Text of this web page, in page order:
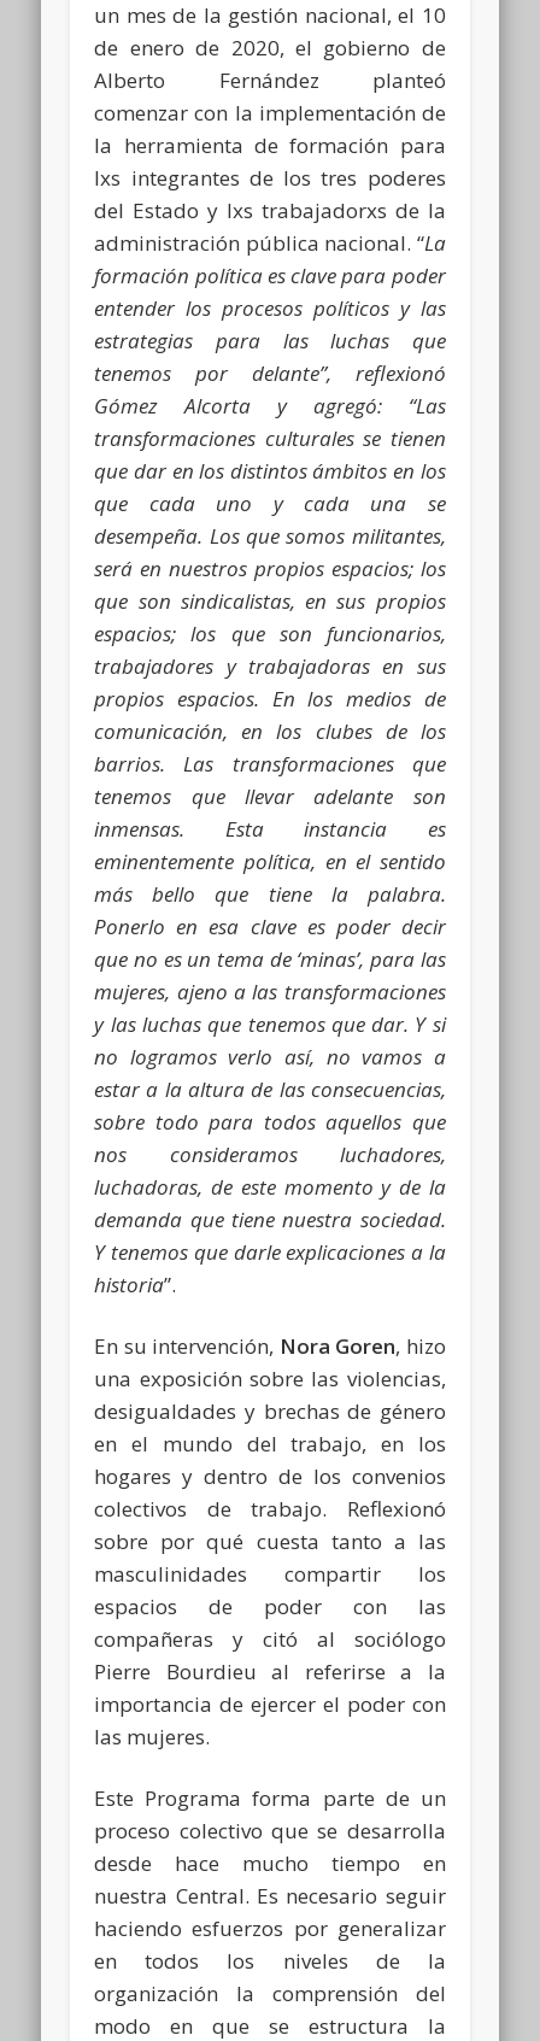
un mes de la gestión nacional, el 10
de enero de 2020, el gobierno de
Alberto Fernández planteó
comenzar con la implementación de
la herramienta de formación para
lxs integrantes de los tres poderes
del Estado y lxs trabajadorxs de la
administración pública nacional. “La
formación política es clave para poder
entender los procesos políticos y las
estrategias para las luchas que
tenemos por delante”, reflexionó
Gómez Alcorta y agregó: “Las
transformaciones culturales se tienen
que dar en los distintos ámbitos en los
que cada uno y cada una se
desempeña. Los que somos militantes,
será en nuestros propios espacios; los
que son sindicalistas, en sus propios
espacios; los que son funcionarios,
trabajadores y trabajadoras en sus
propios espacios. En los medios de
comunicación, en los clubes de los
barrios. Las transformaciones que
tenemos que llevar adelante son
inmensas. Esta instancia es
eminentemente política, en el sentido
más bello que tiene la palabra.
Ponerlo en esa clave es poder decir
que no es un tema de ‘minas’, para las
mujeres, ajeno a las transformaciones
y las luchas que tenemos que dar. Y si
no logramos verlo así, no vamos a
estar a la altura de las consecuencias,
sobre todo para todos aquellos que
nos consideramos luchadores,
luchadoras, de este momento y de la
demanda que tiene nuestra sociedad.
Y tenemos que darle explicaciones a la
historia”.
En su intervención, Nora Goren, hizo
una exposición sobre las violencias,
desigualdades y brechas de género
en el mundo del trabajo, en los
hogares y dentro de los convenios
colectivos de trabajo. Reflexionó
sobre por qué cuesta tanto a las
masculinidades compartir los
espacios de poder con las
compañeras y citó al sociólogo
Pierre Bourdieu al referirse a la
importancia de ejercer el poder con
las mujeres.
Este Programa forma parte de un
proceso colectivo que se desarrolla
desde hace mucho tiempo en
nuestra Central. Es necesario seguir
haciendo esfuerzos por generalizar
en todos los niveles de la
organización la comprensión del
modo en que se estructura la